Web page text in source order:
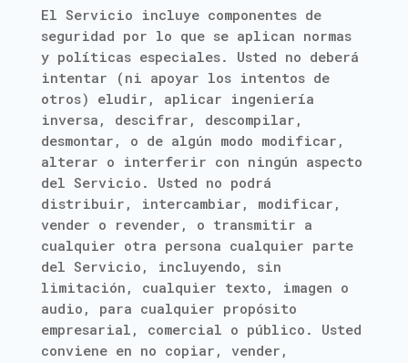
El Servicio incluye componentes de
seguridad por lo que se aplican normas
y políticas especiales. Usted no deberá
intentar (ni apoyar los intentos de
otros) eludir, aplicar ingeniería
inversa, descifrar, descompilar,
desmontar, o de algún modo modificar,
alterar o interferir con ningún aspecto
del Servicio. Usted no podrá
distribuir, intercambiar, modificar,
vender o revender, o transmitir a
cualquier otra persona cualquier parte
del Servicio, incluyendo, sin
limitación, cualquier texto, imagen o
audio, para cualquier propósito
empresarial, comercial o público. Usted
conviene en no copiar, vender,